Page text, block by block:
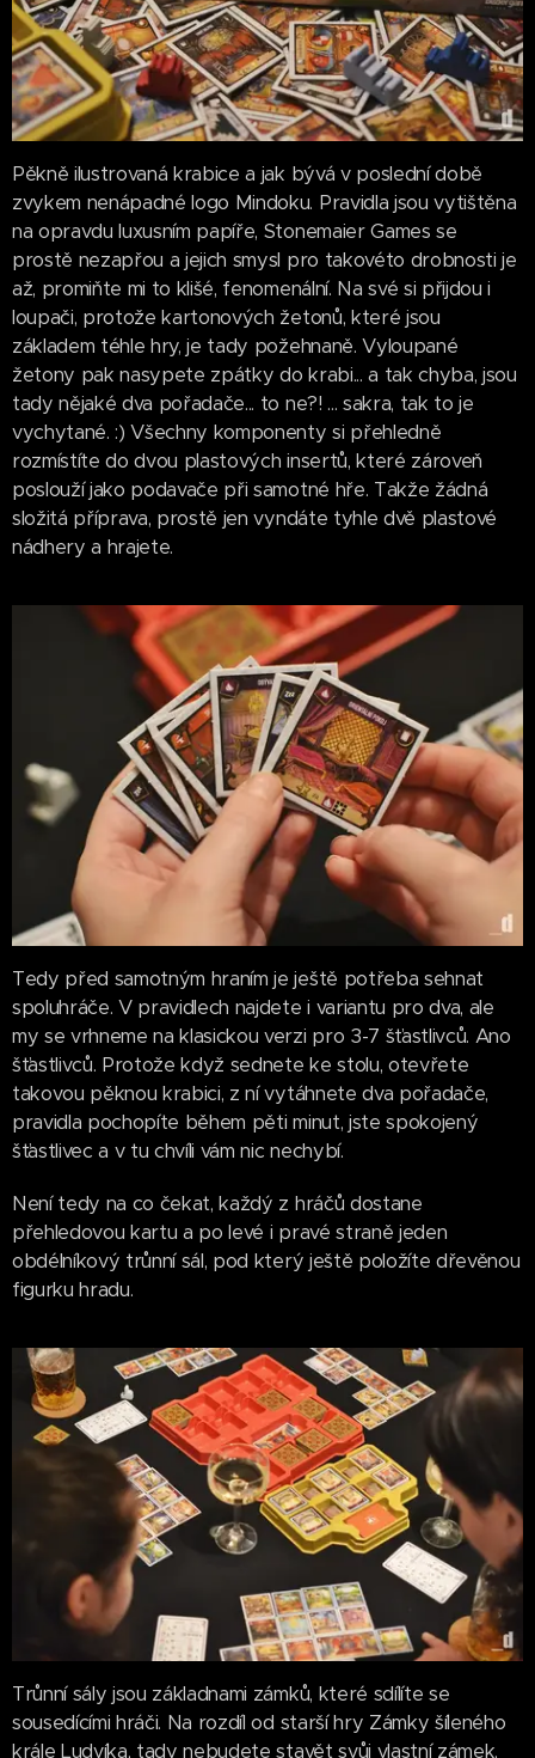
Pěkně ilustrovaná krabice a jak bývá v poslední době
zvykem nenápadné logo Mindoku. Pravidla jsou vytištěna
na opravdu luxusním papíře, Stonemaier Games se
prostě nezapřou a jejich smysl pro takovéto drobnosti je
až, promiňte mi to klišé, fenomenální. Na své si přijdou i
loupači, protože kartonových žetonů, které jsou
základem téhle hry, je tady požehnaně. Vyloupané
žetony pak nasypete zpátky do krabi... a tak chyba, jsou
tady nějaké dva pořadače... to ne?! ... sakra, tak to je
vychytané. :) Všechny komponenty si přehledně
rozmístíte do dvou plastových insertů, které zároveň
poslouží jako podavače při samotné hře. Takže žádná
složitá příprava, prostě jen vyndáte tyhle dvě plastové
nádhery a hrajete.
Tedy před samotným hraním je ještě potřeba sehnat
spoluhráče. V pravidlech najdete i variantu pro dva, ale
my se vrhneme na klasickou verzi pro 3-7 šťastlivců. Ano
šťastlivců. Protože když sednete ke stolu, otevřete
takovou pěknou krabici, z ní vytáhnete dva pořadače,
pravidla pochopíte během pěti minut, jste spokojený
šťastlivec a v tu chvíli vám nic nechybí.
Není tedy na co čekat, každý z hráčů dostane
přehledovou kartu a po levé i pravé straně jeden
obdélníkový trůnní sál, pod který ještě položíte dřevěnou
figurku hradu.
Trůnní sály jsou základnami zámků, které sdílíte se
sousedícími hráči. Na rozdíl od starší hry Zámky šíleného
krále Ludvíka, tady nebudete stavět svůj vlastní zámek,